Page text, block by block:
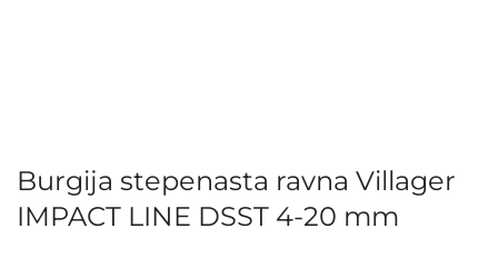
Burgija stepenasta ravna Villager
IMPACT LINE DSST 4-20 mm